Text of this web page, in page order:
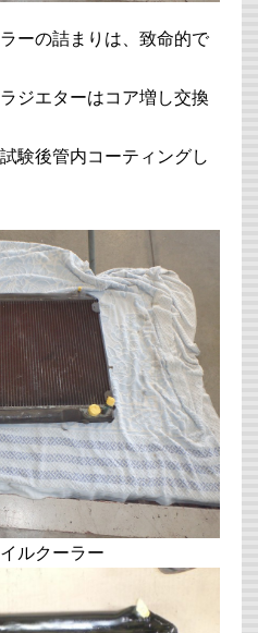
ーの詰まりは、致命的で
ジエターはコア増し交換
験後管内コーティングし
ルクーラー